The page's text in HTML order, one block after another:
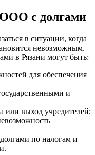
с долгами
в ситуации, когда
невозможным.
в Рязани могут быть:
для обеспечения
и
или выход учредителей;
по налогам и